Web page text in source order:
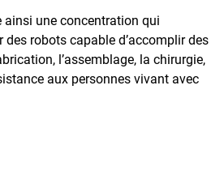
ainsi une concentration qui
des robots capable d’accomplir des
l’assemblage, la chirurgie,
aux personnes vivant avec